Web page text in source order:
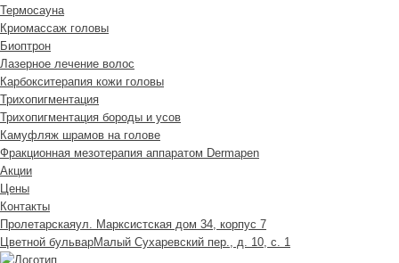
Термосауна
Криомассаж головы
Биоптрон
Лазерное лечение волос
Карбокситерапия кожи головы
Трихопигментация
Трихопигментация бороды и усов
Камуфляж шрамов на голове
Фракционная мезотерапия аппаратом Dermapen
Акции
Цены
Контакты
Пролетарскаяул. Марксистская дом 34, корпус 7
Цветной бульварМалый Сухаревский пер., д. 10, с. 1